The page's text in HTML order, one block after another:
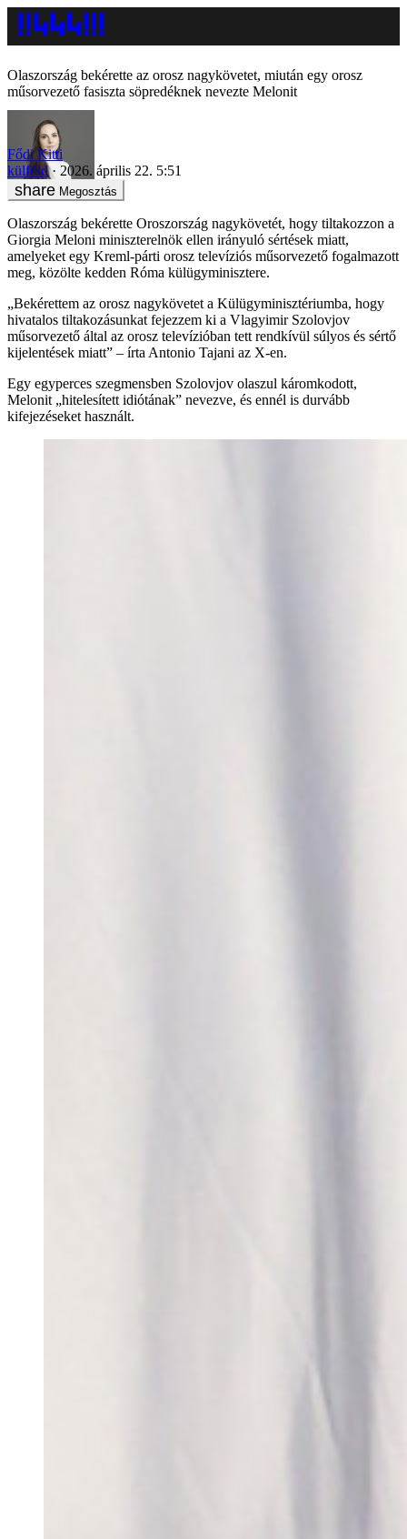
Olaszország bekérette az orosz nagykövetet, miután egy orosz
műsorvezető fasiszta söpredéknek nevezte Melonit
Fődi Kitti
külföld
2026. április 22. 5:51
Megosztás
Olaszország bekérette Oroszország nagykövetét, hogy tiltakozzon a
Giorgia Meloni miniszterelnök ellen irányuló sértések miatt,
amelyeket egy Kreml-párti orosz televíziós műsorvezető fogalmazott
meg, közölte kedden Róma külügyminisztere.
„Bekérettem az orosz nagykövetet a Külügyminisztériumba, hogy
hivatalos tiltakozásunkat fejezzem ki a Vlagyimir Szolovjov
műsorvezető által az orosz televízióban tett rendkívül súlyos és sértő
kijelentések miatt” – írta Antonio Tajani az X-en.
Egy egyperces szegmensben Szolovjov olaszul káromkodott,
Melonit „hitelesített idiótának” nevezve, és ennél is durvább
kifejezéseket használt.